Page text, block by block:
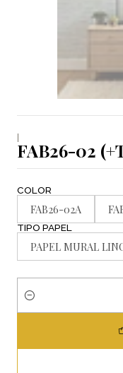
|
FAB26-02
COLOR
FAB26-02A
TIPO PAPEL
PAPEL MURAL
Cantidad